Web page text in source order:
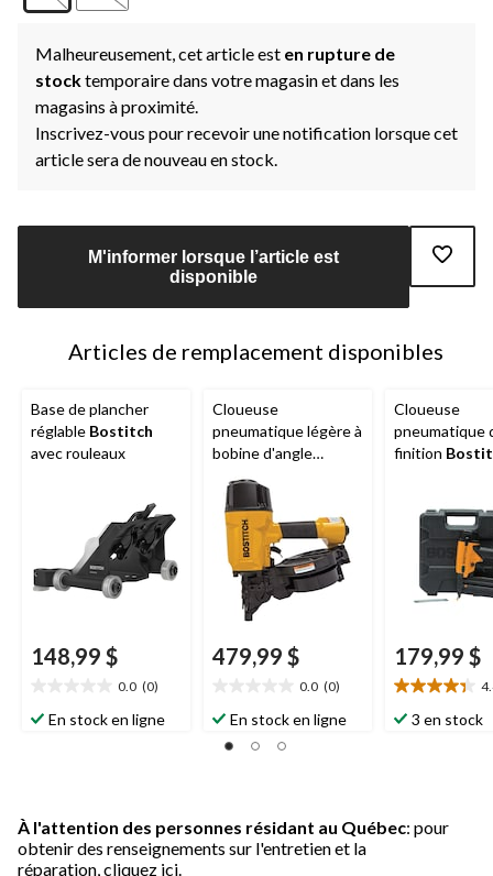
Malheureusement, cet article est en rupture de
stocktemporaire dans votre magasin et dans les
magasins à proximité.
Inscrivez-vous pour recevoir une notification lorsque cet
article sera de nouveau en stock.
M'informer lorsque l’article est
disponible
Articles de remplacement disponibles
Base de plancher
réglable Bostitch
avec rouleaux
148,99 $
0.0 (0)
étoile(s)
En stock en ligne
Cloueuse
pneumatique légère à
bobine d'angle
Bostitch
479,99 $
0.0 (0)
étoile(s)
sur
En stock en ligne
Cloueuse
pneumatique
finition
179,99 $
4.4
étoile(s)
3 en stock
À l'attention des personnes résidant au Québec: pour
obtenir des renseignements sur l'entretien et la
réparation, cliquez ici.